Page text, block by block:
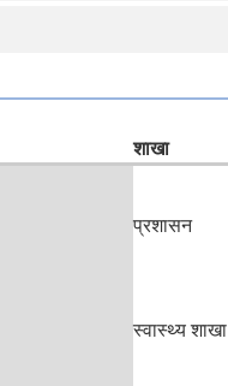
शाखा
प्रशासन
स्वास्थ्य शाखा